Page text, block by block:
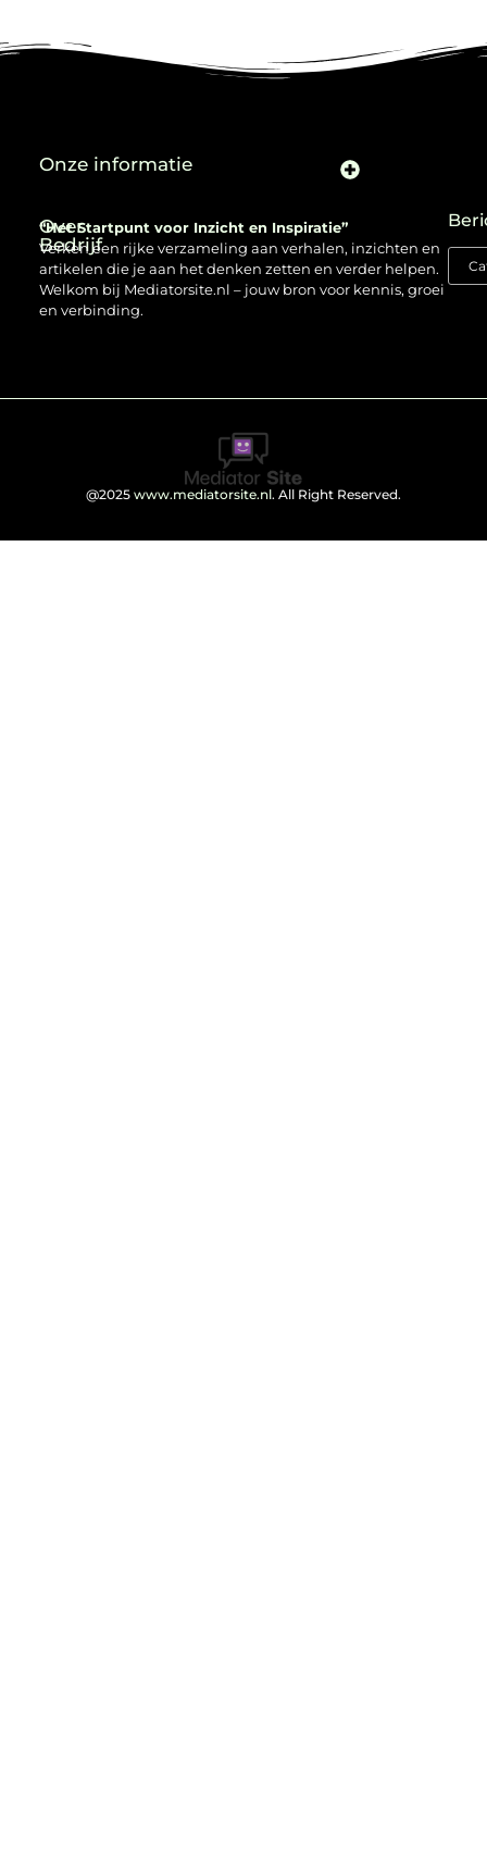
Over
Bedrijf
“Het Startpunt voor Inzicht en Inspiratie”
Verken een rijke verzameling aan verhalen, inzichten en
artikelen die je aan het denken zetten en verder helpen.
Welkom bij Mediatorsite.nl – jouw bron voor kennis, groei
en verbinding.
Onze informatie
@2025 www.mediatorsite.nl. All Right Reserved.